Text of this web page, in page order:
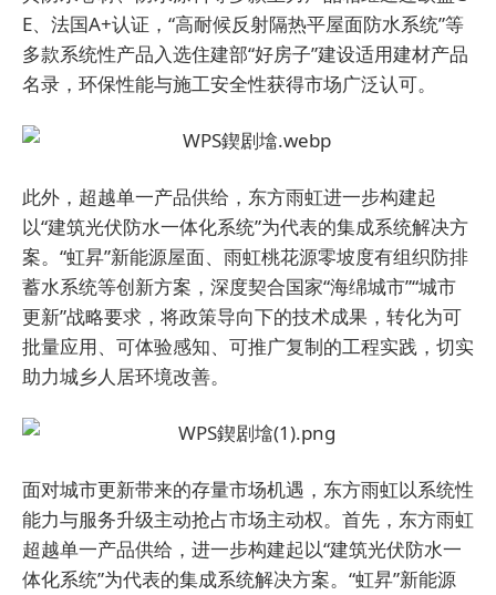
E、法国A+认证，“高耐候反射隔热平屋面防水系统”等
多款系统性产品入选住建部“好房子”建设适用建材产品
名录，环保性能与施工安全性获得市场广泛认可。
此外，超越单一产品供给，东方雨虹进一步构建起
以“建筑光伏防水一体化系统”为代表的集成系统解决方
案。“虹昇”新能源屋面、雨虹桃花源零坡度有组织防排
蓄水系统等创新方案，深度契合国家“海绵城市”“城市
更新”战略要求，将政策导向下的技术成果，转化为可
批量应用、可体验感知、可推广复制的工程实践，切实
助力城乡人居环境改善。
面对城市更新带来的存量市场机遇，东方雨虹以系统性
能力与服务升级主动抢占市场主动权。首先，东方雨虹
超越单一产品供给，进一步构建起以“建筑光伏防水一
体化系统”为代表的集成系统解决方案。“虹昇”新能源